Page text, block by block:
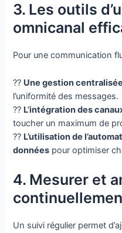
3. Les outils
omnicanal
Pour une communication
?? Une gestion
l’uniformité des messages.
?? L’intégration des
toucher un maximum de
?? L’utilisation de
données pour optimiser
4. Mesurer et
Un suivi régulier permet